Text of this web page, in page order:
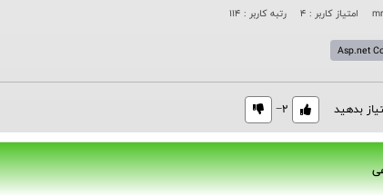
امتیاز کاربر : 4 رتبه کاربر : 114
Asp.net
بدهید ‎−2